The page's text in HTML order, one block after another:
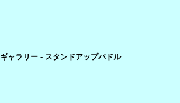
ギャラリー - スタンドアップパドル